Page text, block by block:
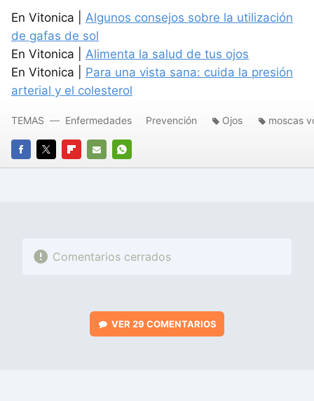
En Vitonica | Algunos consejos sobre la utilización
de gafas de sol
En Vitonica | Alimenta la salud de tus ojos
En Vitonica | Para una vista sana: cuida la presión
arterial y el colesterol
FACEBOOK
TWITTERFLIPBOARD
E-
WHATSAPP
TEMAS Enfermedades Prevención Ojos moscas
Comentarios cerrados
VER 29 COMENTARIOS